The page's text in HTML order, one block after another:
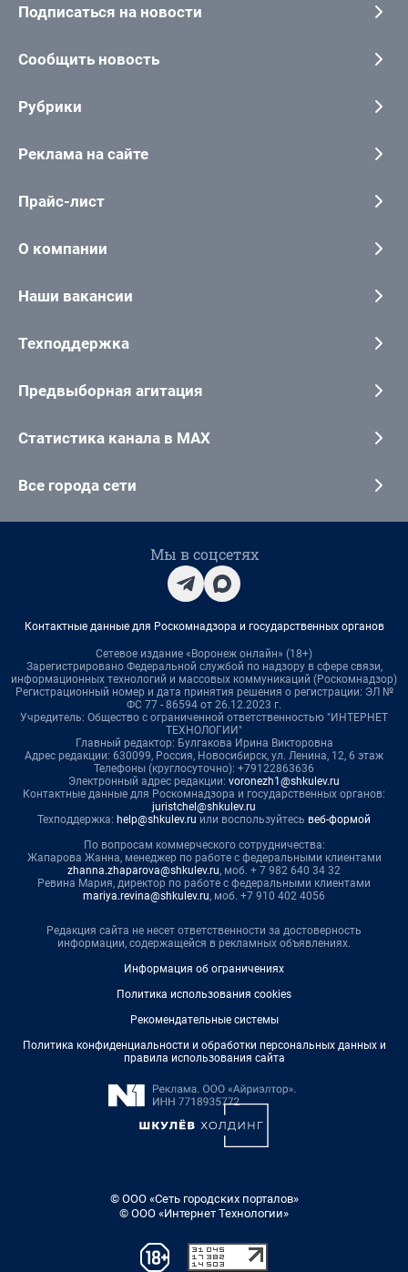
Подписаться на новости
Сообщить новость
Рубрики
Реклама на сайте
Прайс-лист
О компании
Наши вакансии
Техподдержка
Предвыборная агитация
Статистика канала в MAX
Все города сети
Мы в соцсетях
Контактные данные для Роскомнадзора и государственных органов
Сетевое издание «Воронеж онлайн» (18+)
Зарегистрировано Федеральной службой по надзору в сфере связи,
информационных технологий и массовых коммуникаций (Роскомнадзор)
Регистрационный номер и дата принятия решения о регистрации: ЭЛ №
ФС 77 - 86594 от 26.12.2023 г.
Учредитель: Общество с ограниченной ответственностью "ИНТЕРНЕТ
ТЕХНОЛОГИИ"
Главный редактор: Булгакова Ирина Викторовна
Адрес редакции: 630099, Россия, Новосибирск, ул. Ленина, 12, 6 этаж
Телефоны (круглосуточно): +79122863636
Электронный адрес редакции: voronezh1@shkulev.ru
Контактные данные для Роскомнадзора и государственных органов:
juristchel@shkulev.ru
Техподдержка: help@shkulev.ru или воспользуйтесь веб-формой
По вопросам коммерческого сотрудничества:
Жапарова Жанна, менеджер по работе с федеральными клиентами
zhanna.zhaparova@shkulev.ru, моб. + 7 982 640 34 32
Ревина Мария, директор по работе с федеральными клиентами
mariya.revina@shkulev.ru, моб. +7 910 402 4056
Редакция сайта не несет ответственности за достоверность
информации, содержащейся в рекламных объявлениях.
Информация об ограничениях
Политика использования cookies
Рекомендательные системы
Политика конфиденциальности и обработки персональных данных и
правила использования сайта
© ООО «Сеть городских порталов»
© ООО «Интернет Технологии»